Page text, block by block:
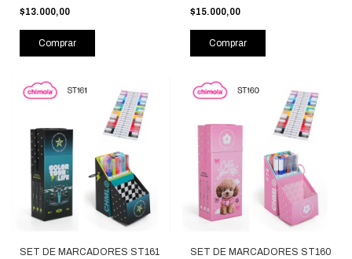
$13.000,00
Comprar
$15.000,00
Comprar
SET DE MARCADORES ST161
SET DE MARCADORES ST160